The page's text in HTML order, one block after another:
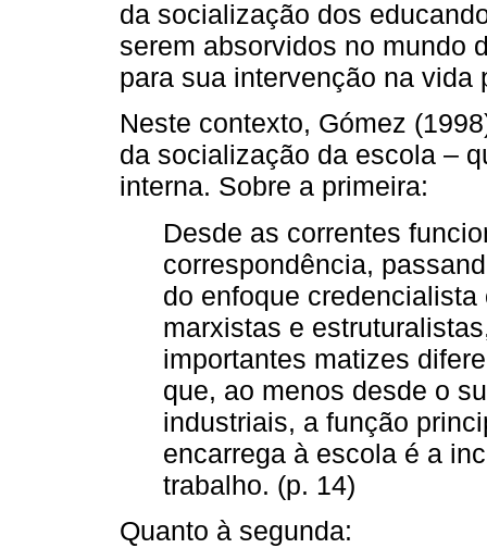
da socialização dos
serem absorvidos no mundo
para sua intervenção na vida
Neste contexto, Gómez
da socialização da escola –
interna. Sobre a primeira:
Desde as correntes
correspondência,
do enfoque
marxistas e
importantes matizes
que, ao menos desde o
industriais, a função
encarrega à escola é a
trabalho. (p. 14)
Quanto à segunda: